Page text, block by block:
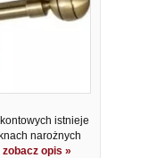
istnieje
narożnych
zobacz opis »